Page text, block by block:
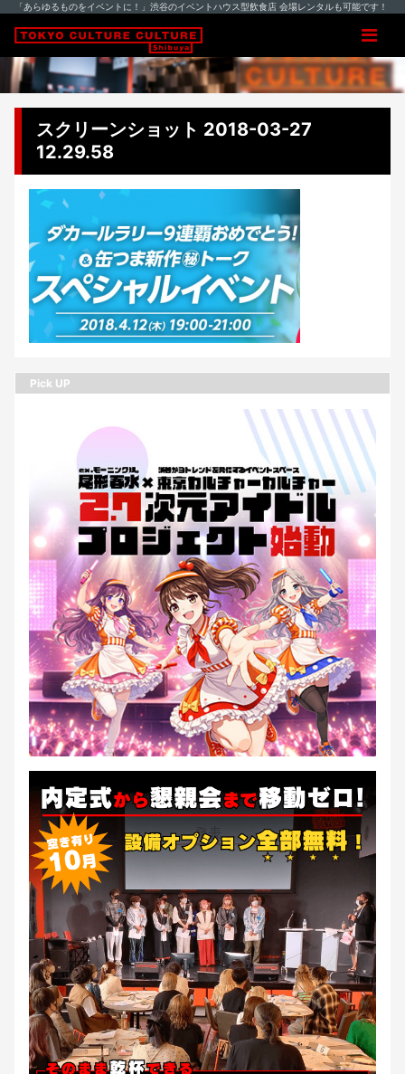
「あらゆるものをイベントに！」渋谷のイベントハウス型飲食店 会場レンタルも可能です！
スクリーンショット 2018-03-27
12.29.58
Pick UP